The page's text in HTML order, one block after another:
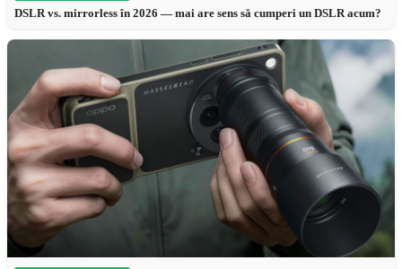
DSLR vs. mirrorless în 2026 — mai are sens să cumperi un DSLR acum?